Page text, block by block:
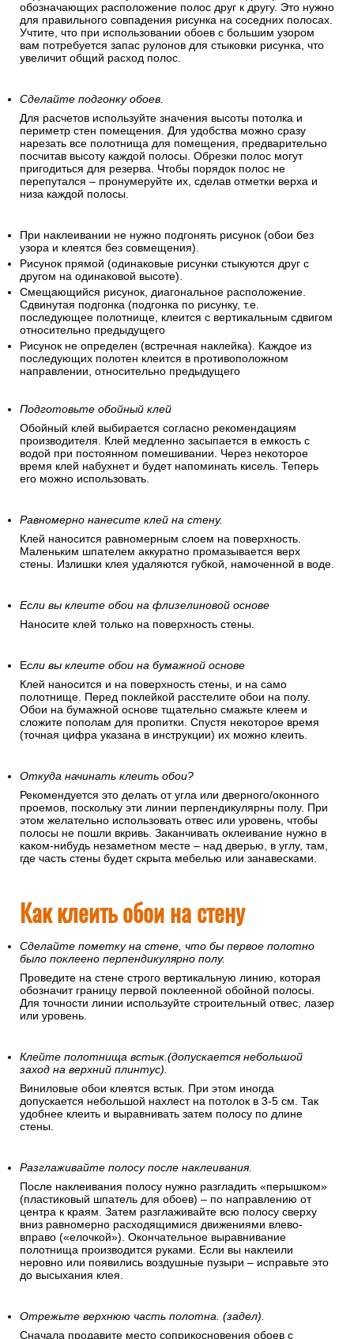
обозначающих расположение полос друг к другу. Это нужно
для правильного совпадения рисунка на соседних полосах.
Учтите, что при использовании обоев с большим узором
вам потребуется запас рулонов для стыковки рисунка, что
увеличит общий расход полос.
Сделайте подгонку обоев.
Для расчетов используйте значения высоты потолка и
периметр стен помещения. Для удобства можно сразу
нарезать все полотнища для помещения, предварительно
посчитав высоту каждой полосы. Обрезки полос могут
пригодиться для резерва. Чтобы порядок полос не
перепутался – пронумеруйте их, сделав отметки верха и
низа каждой полосы.
При наклеивании не нужно подгонять рисунок (обои без
узора и клеятся без совмещения).
Рисунок прямой (одинаковые рисунки стыкуются друг с
другом на одинаковой высоте).
Смещающийся рисунок, диагональное расположение.
Сдвинутая подгонка (подгонка по рисунку, т.е.
последующее полотнище, клеится с вертикальным сдвигом
относительно предыдущего
Рисунок не определен (встречная наклейка). Каждое из
последующих полотен клеится в противоположном
направлении, относительно предыдущего
Подготовьте обойный клей
Обойный клей выбирается согласно рекомендациям
производителя. Клей медленно засыпается в емкость с
водой при постоянном помешивании. Через некоторое
время клей набухнет и будет напоминать кисель. Теперь
его можно использовать.
Равномерно нанесите клей на стену.
Клей наносится равномерным слоем на поверхность.
Маленьким шпателем аккуратно промазывается верх
стены. Излишки клея удаляются губкой, намоченной в воде.
Если вы клеите обои на флизелиновой основе
Наносите клей только на поверхность стены.
Если вы клеите обои на бумажной основе
Клей наносится и на поверхность стены, и на само
полотнище. Перед поклейкой расстелите обои на полу.
Обои на бумажной основе тщательно смажьте клеем и
сложите пополам для пропитки. Спустя некоторое время
(точная цифра указана в инструкции) их можно клеить.
Откуда начинать клеить обои?
Рекомендуется это делать от угла или дверного/оконного
проемов, поскольку эти линии перпендикулярны полу. При
этом желательно использовать отвес или уровень, чтобы
полосы не пошли вкривь. Заканчивать оклеивание нужно в
каком-нибудь незаметном месте – над дверью, в углу, там,
где часть стены будет скрыта мебелью или занавесками.
Как клеить обои на стену
Сделайте пометку на стене, что бы первое полотно
было поклеено перпендикулярно полу.
Проведите на стене строго вертикальную линию, которая
обозначит границу первой поклеенной обойной полосы.
Для точности линии используйте строительный отвес, лазер
или уровень.
Клейте полотнища встык.(допускается небольшой
заход на верхний плинтус).
Виниловые обои клеятся встык. При этом иногда
допускается небольшой нахлест на потолок в 3-5 см. Так
удобнее клеить и выравнивать затем полосу по длине
стены.
Разглаживайте полосу после наклеивания.
После наклеивания полосу нужно разгладить «перышком»
(пластиковый шпатель для обоев) – по направлению от
центра к краям. Затем разглаживайте всю полосу сверху
вниз равномерно расходящимися движениями влево-
вправо («елочкой»). Окончательное выравнивание
полотнища производится руками. Если вы наклеили
неровно или появились воздушные пузыри – исправьте это
до высыхания клея.
Отрежьте верхнюю часть полотна. (задел).
Сначала продавите место соприкосновения обоев с